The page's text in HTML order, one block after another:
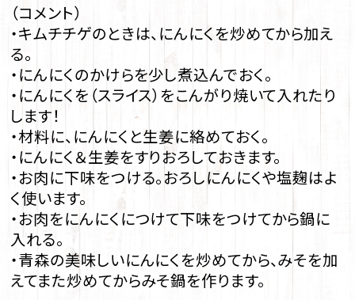
（コメント）
・キムチチゲのときは、にんにくを炒めてから加え
る。
・にんにくのかけらを少し煮込んでおく。
・にんにくを（スライス）をこんがり焼いて入れたり
します！
・材料に、にんにくと生姜に絡めておく。
・にんにく＆生姜をすりおろしておきます。
・お肉に下味をつける。おろしにんにくや塩麹はよ
く使います。
・お肉をにんにくにつけて下味をつけてから鍋に
入れる。
・青森の美味しいにんにくを炒めてから、みそを加
えてまた炒めてからみそ鍋を作ります。